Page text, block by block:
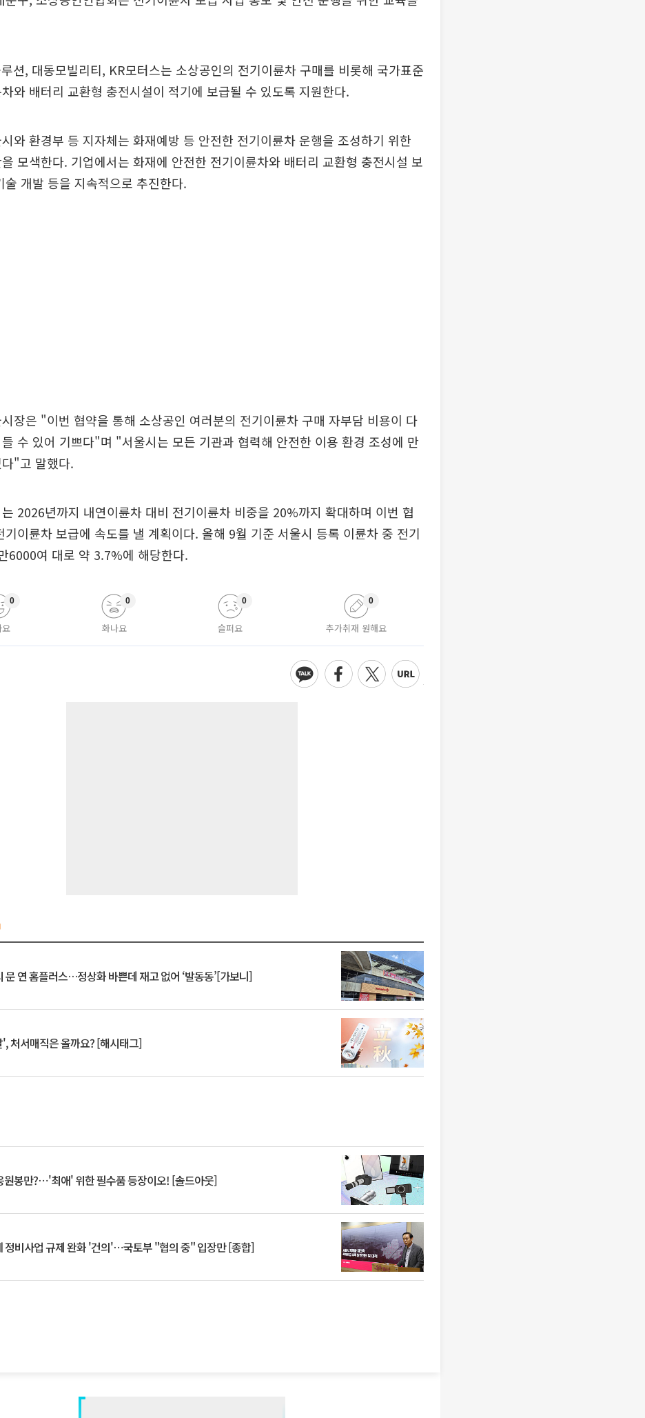
션, 대동모빌리티, KR모터스는 소상공인의 전기이륜차 구매를 비롯해 국가표준
와 배터리 교환형 충전시설이 적기에 보급될 수 있도록 지원한다.
와 환경부 등 지자체는 화재예방 등 안전한 전기이륜차 운행을 조성하기 위한
모색한다. 기업에서는 화재에 안전한 전기이륜차와 배터리 교환형 충전시설 보
술 개발 등을 지속적으로 추진한다.
장은 "이번 협약을 통해 소상공인 여러분의 전기이륜차 구매 자부담 비용이 다
수 있어 기쁘다"며 "서울시는 모든 기관과 협력해 안전한 이용 환경 조성에 만
"고 말했다.
2026년까지 내연이륜차 대비 전기이륜차 비중을 20%까지 확대하며 이번 협
기이륜차 보급에 속도를 낼 계획이다. 올해 9월 기준 서울시 등록 이륜차 중 전기
6000여 대로 약 3.7%에 해당한다.
0
화나요
0
슬퍼요
0
추가취재 원해요
0
문 연 홈플러스…정상화 바쁜데 재고 없어 ‘발동동’[가보니]
처서매직은 올까요? [해시태그]
원봉만?⋯'최애' 위한 필수품 등장이오! [솔드아웃]
정비사업 규제 완화 '건의'⋯국토부 "협의 중" 입장만 [종합]